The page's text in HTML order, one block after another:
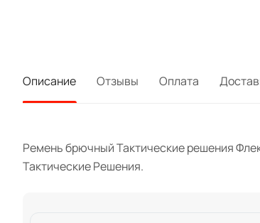
Описание Отзывы Оплата
Ремень брючный Тактические решения
Тактические Решения.